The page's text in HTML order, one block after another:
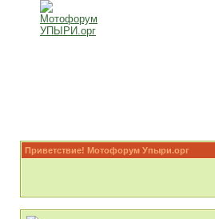
Приветствие! Мотофорум Упыри.орг